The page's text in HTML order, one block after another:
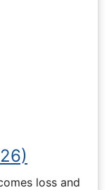
loss and